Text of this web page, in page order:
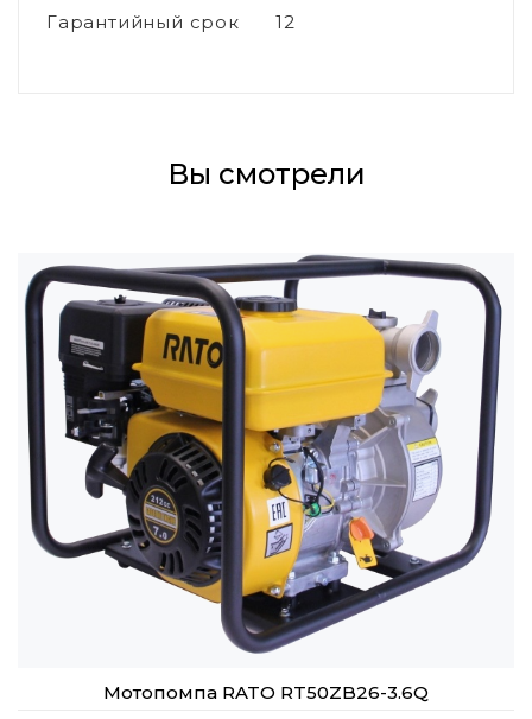
Гарантийный срок 12
Вы смотрели
Мотопомпа RATO RT50ZB26-3.6Q